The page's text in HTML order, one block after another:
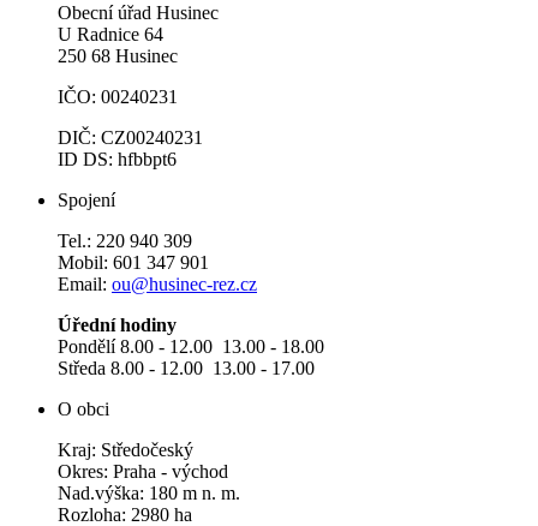
Obecní úřad Husinec
U Radnice 64
250 68 Husinec
IČO: 00240231
DIČ: CZ00240231
ID DS: hfbbpt6
Spojení
Tel.: 220 940 309
Mobil: 601 347 901
Email: ou@husinec-rez.cz
Úřední hodiny
Pondělí 8.00 - 12.00 13.00 - 18.00
Středa 8.00 - 12.00 13.00 - 17.00
O obci
Kraj: Středočeský
Okres: Praha - východ
Nad.výška: 180 m n. m.
Rozloha: 2980 ha